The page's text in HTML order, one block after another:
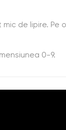
mic de lipire.
0-9.